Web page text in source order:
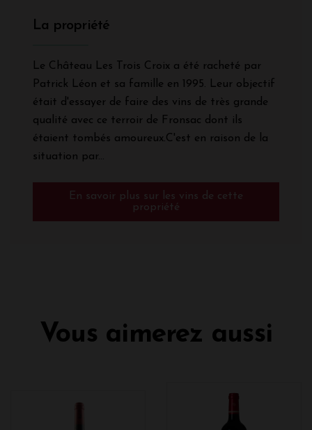
La propriété
Le Château Les Trois Croix a été racheté par
Patrick Léon et sa famille en 1995. Leur objectif
était d'essayer de faire des vins de très grande
qualité avec ce terroir de Fronsac dont ils
étaient tombés amoureux.C'est en raison de la
situation par...
En savoir plus sur les vins de cette
propriété
Vous aimerez aussi